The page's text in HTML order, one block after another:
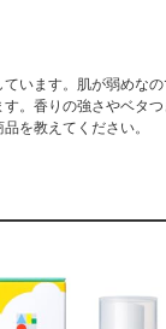
います。肌が弱めな
。香りの強さやベタ
を教えてください。